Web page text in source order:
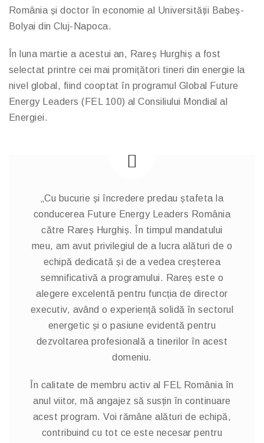
România și doctor în economie al Universității Babeș-
Bolyai din Cluj-Napoca.
În luna martie a acestui an, Rareș Hurghiș a fost
selectat printre cei mai promițători tineri din energie la
nivel global, fiind cooptat în programul Global Future
Energy Leaders (FEL 100) al Consiliului Mondial al
Energiei.
„Cu bucurie și încredere predau ștafeta la
conducerea Future Energy Leaders România
către Rareș Hurghiș. În timpul mandatului
meu, am avut privilegiul de a lucra alături de o
echipă dedicată și de a vedea creșterea
semnificativă a programului. Rareș este o
alegere excelentă pentru funcția de director
executiv, având o experiență solidă în sectorul
energetic și o pasiune evidentă pentru
dezvoltarea profesională a tinerilor în acest
domeniu.
În calitate de membru activ al FEL România în
anul viitor, mă angajez să susțin în continuare
acest program. Voi rămâne alături de echipă,
contribuind cu tot ce este necesar pentru